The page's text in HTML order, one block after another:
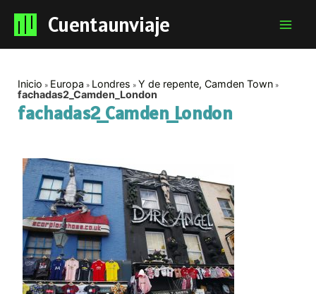
Cuentaunviaje
Inicio Europa Londres
Y de repente, Camden Town
fachadas2_Camden_London
fachadas2_Camden_London